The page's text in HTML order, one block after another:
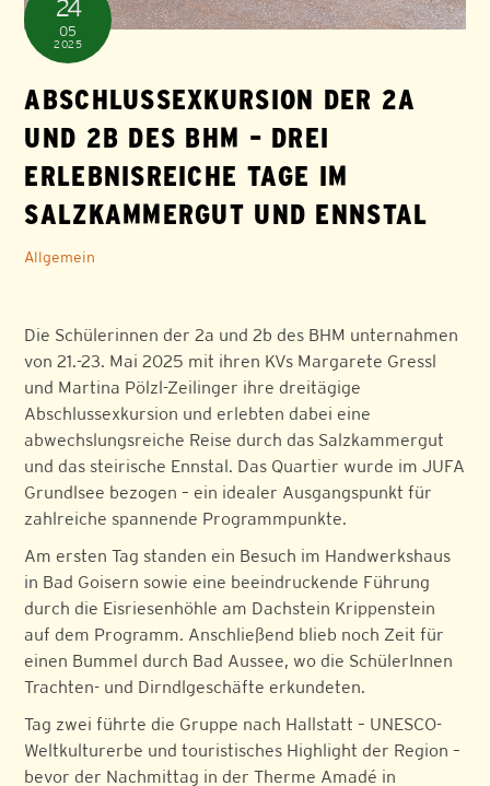
24
05
2025
ABSCHLUSSEXKURSION DER 2A
UND 2B DES BHM – DREI
ERLEBNISREICHE TAGE IM
SALZKAMMERGUT UND ENNSTAL
Allgemein
Die Schülerinnen der 2a und 2b des BHM unternahmen
von 21.-23. Mai 2025 mit ihren KVs Margarete Gressl
und Martina Pölzl-Zeilinger ihre dreitägige
Abschlussexkursion und erlebten dabei eine
abwechslungsreiche Reise durch das Salzkammergut
und das steirische Ennstal. Das Quartier wurde im JUFA
Grundlsee bezogen – ein idealer Ausgangspunkt für
zahlreiche spannende Programmpunkte.
Am ersten Tag standen ein Besuch im Handwerkshaus
in Bad Goisern sowie eine beeindruckende Führung
durch die Eisriesenhöhle am Dachstein Krippenstein
auf dem Programm. Anschließend blieb noch Zeit für
einen Bummel durch Bad Aussee, wo die SchülerInnen
Trachten- und Dirndlgeschäfte erkundeten.
Tag zwei führte die Gruppe nach Hallstatt – UNESCO-
Weltkulturerbe und touristisches Highlight der Region –
bevor der Nachmittag in der Therme Amadé in